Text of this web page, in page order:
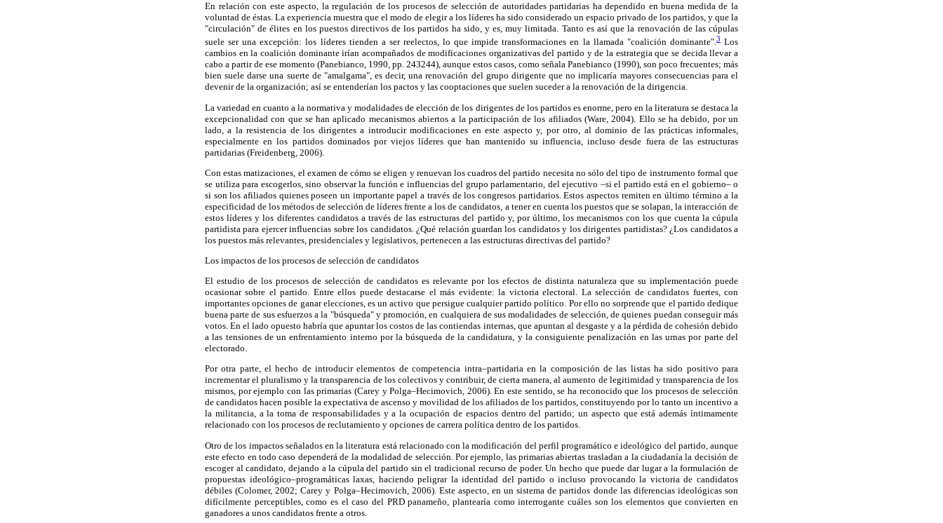
En relación con este aspecto, la regulación de los procesos de selección de autoridades partidarias ha dependido en buena medida de la
voluntad de éstas. La experiencia muestra que el modo de elegir a los líderes ha sido considerado un espacio privado de los partidos, y que la
"circulación" de élites en los puestos directivos de los partidos ha sido, y es, muy limitada. Tanto es así que la renovación de las cúpulas
suele ser una excepción: los líderes tienden a ser reelectos, lo que impide transformaciones en la llamada "coalición dominante".3Los
cambios en la coalición dominante irían acompañados de modificaciones organizativas del partido y de la estrategia que se decida llevar a
cabo a partir de ese momento (Panebianco, 1990, pp. 243244), aunque estos casos, como señala Panebianco (1990), son poco frecuentes; más
bien suele darse una suerte de "amalgama", es decir, una renovación del grupo dirigente que no implicaría mayores consecuencias para el
devenir de la organización; así se entenderían los pactos y las cooptaciones que suelen suceder a la renovación de la dirigencia.
La variedad en cuanto a la normativa y modalidades de elección de los dirigentes de los partidos es enorme, pero en la literatura se destaca la
excepcionalidad con que se han aplicado mecanismos abiertos a la participación de los afiliados (Ware, 2004). Ello se ha debido, por un
lado, a la resistencia de los dirigentes a introducir modificaciones en este aspecto y, por otro, al dominio de las prácticas informales,
especialmente en los partidos dominados por viejos líderes que han mantenido su influencia, incluso desde fuera de las estructuras
partidarias (Freidenberg, 2006).
Con estas matizaciones, el examen de cómo se eligen y renuevan los cuadros del partido necesita no sólo del tipo de instrumento formal que
se utiliza para escogerlos, sino observar la función e influencias del grupo parlamentario, del ejecutivo –si el partido está en el gobierno– o
si son los afiliados quienes poseen un importante papel a través de los congresos partidarios. Estos aspectos remiten en último término a la
especificidad de los métodos de selección de líderes frente a los de candidatos, a tener en cuenta los puestos que se solapan, la interacción de
estos líderes y los diferentes candidatos a través de las estructuras del partido y, por último, los mecanismos con los que cuenta la cúpula
partidista para ejercer influencias sobre los candidatos. ¿Qué relación guardan los candidatos y los dirigentes partidistas? ¿Los candidatos a
los puestos más relevantes, presidenciales y legislativos, pertenecen a las estructuras directivas del partido?
Los impactos de los procesos de selección de candidatos
El estudio de los procesos de selección de candidatos es relevante por los efectos de distinta naturaleza que su implementación puede
ocasionar sobre el partido. Entre ellos puede destacarse el más evidente: la victoria electoral. La selección de candidatos fuertes, con
importantes opciones de ganar elecciones, es un activo que persigue cualquier partido político. Por ello no sorprende que el partido dedique
buena parte de sus esfuerzos a la "búsqueda" y promoción, en cualquiera de sus modalidades de selección, de quienes puedan conseguir más
votos. En el lado opuesto habría que apuntar los costos de las contiendas internas, que apuntan al desgaste y a la pérdida de cohesión debido
a las tensiones de un enfrentamiento interno por la búsqueda de la candidatura, y la consiguiente penalización en las urnas por parte del
electorado.
Por otra parte, el hecho de introducir elementos de competencia intra–partidaria en la composición de las listas ha sido positivo para
incrementar el pluralismo y la transparencia de los colectivos y contribuir, de cierta manera, al aumento de legitimidad y transparencia de los
mismos, por ejemplo con las primarias (Carey y Polga–Hecimovich, 2006). En este sentido, se ha reconocido que los procesos de selección
de candidatos hacen posible la expectativa de ascenso y movilidad de los afiliados de los partidos, constituyendo por lo tanto un incentivo a
la militancia, a la toma de responsabilidades y a la ocupación de espacios dentro del partido; un aspecto que está además íntimamente
relacionado con los procesos de reclutamiento y opciones de carrera política dentro de los partidos.
Otro de los impactos señalados en la literatura está relacionado con la modificación del perfil programático e ideológico del partido, aunque
este efecto en todo caso dependerá de la modalidad de selección. Por ejemplo, las primarias abiertas trasladan a la ciudadanía la decisión de
escoger al candidato, dejando a la cúpula del partido sin el tradicional recurso de poder. Un hecho que puede dar lugar a la formulación de
propuestas ideológico–programáticas laxas, haciendo peligrar la identidad del partido o incluso provocando la victoria de candidatos
débiles (Colomer, 2002; Carey y Polga–Hecimovich, 2006). Este aspecto, en un sistema de partidos donde las diferencias ideológicas son
difícilmente perceptibles, como es el caso del PRD panameño, plantearía como interrogante cuáles son los elementos que convierten en
ganadores a unos candidatos frente a otros.